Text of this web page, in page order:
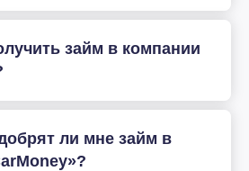
займ в компании
ли мне займ в